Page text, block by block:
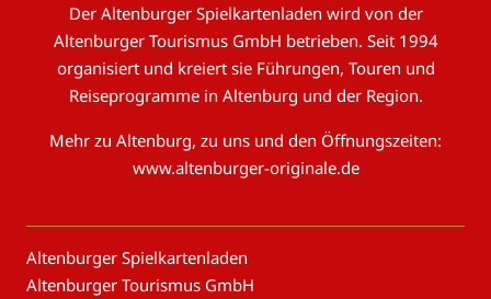
Der Altenburger Spielkartenladen wird von der
Altenburger Tourismus GmbH betrieben. Seit 1994
organisiert und kreiert sie Führungen, Touren und
Reiseprogramme in Altenburg und der Region.
Mehr zu Altenburg, zu uns und den Öffnungszeiten:
www.altenburger-originale.de
Altenburger Spielkartenladen
Altenburger Tourismus GmbH